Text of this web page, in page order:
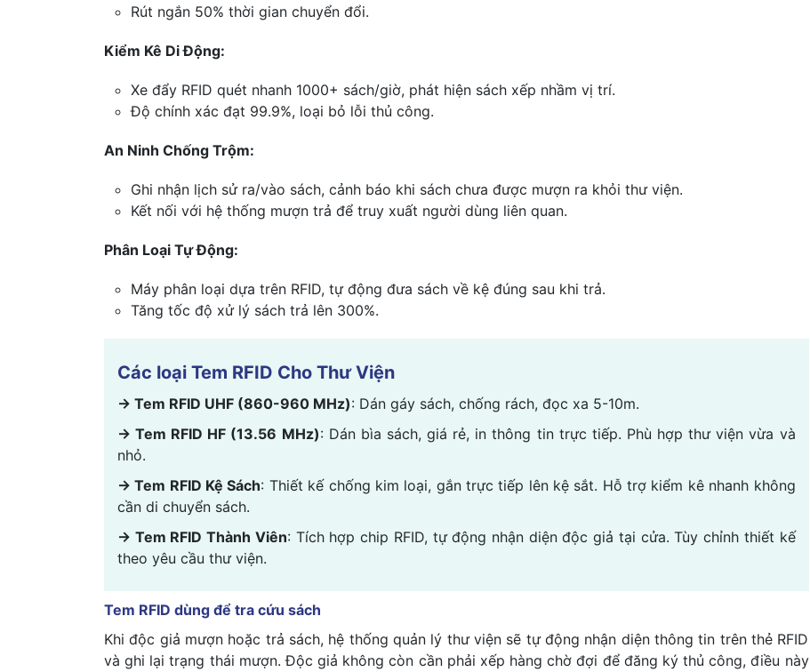
Rút ngắn 50% thời gian chuyển đổi.
Kiểm Kê Di Động:
Xe đẩy RFID quét nhanh 1000+ sách/giờ, phát hiện sách xếp nhầm vị trí.
Độ chính xác đạt 99.9%, loại bỏ lỗi thủ công.
An Ninh Chống Trộm:
Ghi nhận lịch sử ra/vào sách, cảnh báo khi sách chưa được mượn ra khỏi thư viện.
Kết nối với hệ thống mượn trả để truy xuất người dùng liên quan.
Phân Loại Tự Động:
Máy phân loại dựa trên RFID, tự động đưa sách về kệ đúng sau khi trả.
Tăng tốc độ xử lý sách trả lên 300%.
Các loại Tem RFID Cho Thư Viện
→ Tem RFID UHF (860-960 MHz): Dán gáy sách, chống rách, đọc xa 5-10m.
→ Tem RFID HF (13.56 MHz): Dán bìa sách, giá rẻ, in thông tin trực tiếp. Phù hợp thư viện vừa và
nhỏ.
→ Tem RFID Kệ Sách: Thiết kế chống kim loại, gắn trực tiếp lên kệ sắt. Hỗ trợ kiểm kê nhanh không
cần di chuyển sách.
→ Tem RFID Thành Viên: Tích hợp chip RFID, tự động nhận diện độc giả tại cửa. Tùy chỉnh thiết kế
theo yêu cầu thư viện.
Tem RFID dùng để tra cứu sách
Khi độc giả mượn hoặc trả sách, hệ thống quản lý thư viện sẽ tự động nhận diện thông tin trên thẻ RFID
và ghi lại trạng thái mượn. Độc giả không còn cần phải xếp hàng chờ đợi để đăng ký thủ công, điều này